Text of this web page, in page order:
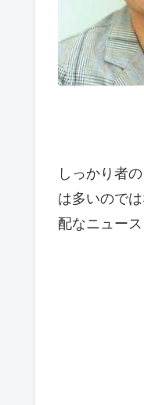
しっかり者
は多いので
配なニュー